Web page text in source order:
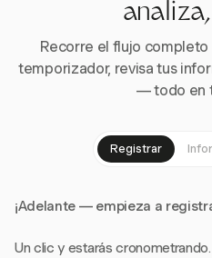
Recorre el flujo completo
temporizador, revisa tus
— todo en
Registrar
¡Adelante — empieza a
Un clic y estarás